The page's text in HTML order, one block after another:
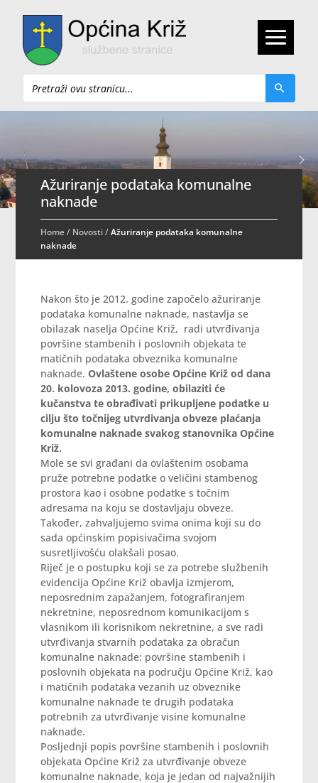
Pretraži
Ažuriranje podataka komunalne
naknade
Home/ Novosti/Ažuriranje podataka komunalne
naknade
Nakon što je 2012. godine započelo ažuriranje
podataka komunalne naknade, nastavlja se
obilazak naselja Općine Križ, radi utvrđivanja
površine stambenih i poslovnih objekata te
matičnih podataka obveznika komunalne
naknade.Ovlaštene osobe Općine Križ od dana
20. kolovoza 2013. godine, obilaziti će
kučanstva te obrađivati prikupljene podatke u
cilju što točnijeg utvrdivanja obveze plaćanja
komunalne naknade svakog stanovnika Općine
Križ.
Mole se svi građani da ovlaštenim osobama
pruže potrebne podatke o veličini stambenog
prostora kao i osobne podatke s točnim
adresama na koju se dostavljaju obveze.
Također, zahvaljujemo svima onima koji su do
sada općinskim popisivačima svojom
susretljivošću olakšali posao.
Riječ je o postupku koji se za potrebe službenih
evidencija Općine Križ obavlja izmjerom,
neposrednim zapažanjem, fotografiranjem
nekretnine, neposrednom komunikacijom s
vlasnikom ili korisnikom nekretnine, a sve radi
utvrđivanja stvarnih podataka za obračun
komunalne naknade: površine stambenih i
poslovnih objekata na području Općine Križ, kao
i matičnih podataka vezanih uz obveznike
komunalne naknade te drugih podataka
potrebnih za utvrđivanje visine komunalne
naknade.
Posljednji popis površine stambenih i poslovnih
objekata Općine Križ za utvrđivanje obveze
komunalne naknade, koja je jedan od najvažnijih